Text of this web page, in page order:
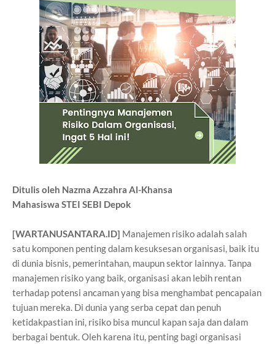
Ditulis oleh Nazma Azzahra Al-Khansa
Mahasiswa STEI SEBI Depok
[WARTANUSANTARA.ID] Manajemen risiko adalah salah
satu komponen penting dalam kesuksesan organisasi, baik itu
di dunia bisnis, pemerintahan, maupun sektor lainnya. Tanpa
manajemen risiko yang baik, organisasi akan lebih rentan
terhadap potensi ancaman yang bisa menghambat pencapaian
tujuan mereka. Di dunia yang serba cepat dan penuh
ketidakpastian ini, risiko bisa muncul kapan saja dan dalam
berbagai bentuk. Oleh karena itu, penting bagi organisasi